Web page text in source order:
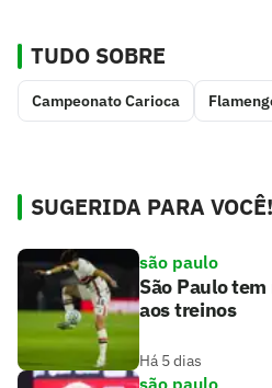
TUDO SOBRE
Campeonato Carioca
SUGERIDA PARA VOCÊ!
são paulo
São Paulo
aos treinos
Há 5 dias